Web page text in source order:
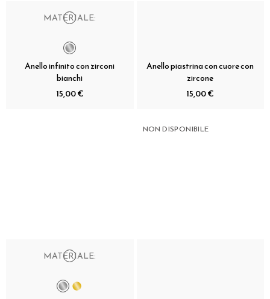
MATERIALE:
Anello infinito con zirconi
bianchi
15,00 €
Anello piastrina con cuore con
zircone
15,00 €
MATERIALE:
NON DISPONIBILE